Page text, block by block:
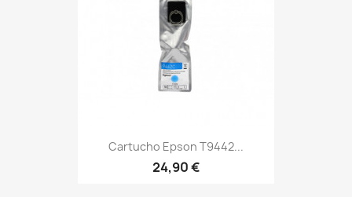
Cartucho Epson T9442...
24,90 €